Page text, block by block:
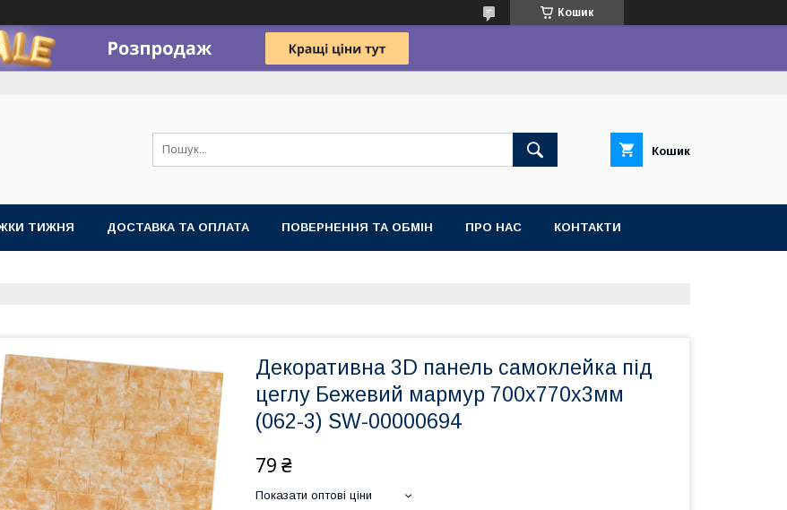
Кошик
Кошик
ТИЖНЯ ДОСТАВКА ТА ОПЛАТА ПОВЕРНЕННЯ ТА ОБМІН ПРО НАС КОНТАКТИ
Декоративна 3D панель самоклейка під
цеглу Бежевий мармур 700х770х3мм
(062-3) SW-00000694
79 ₴
Показати оптові ціни